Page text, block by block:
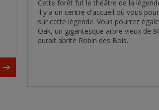
Cette forêt fut le théâtre de la
Il y a un centre d'accueil où vous
sur cette légende. Vous pourrez
Oak, un gigantesque arbre vieux de
aurait abrité Robin des Bois.